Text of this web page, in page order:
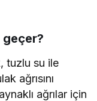
geçer?
tuzlu su ile
ağrısını
ağrılar için